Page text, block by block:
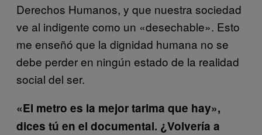
Derechos Humanos, y que nuestra sociedad
ve al indigente como un «desechable». Esto
me enseñó que la dignidad humana no se
debe perder en ningún estado de la realidad
social del ser.
«El metro es la mejor tarima que hay»,
dices tú en el documental. ¿Volvería a